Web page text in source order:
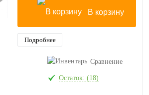
В корзину
Подробнее
Сравнение
Остаток: (18)